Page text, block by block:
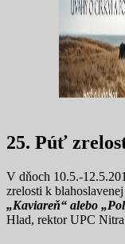
25. Púť
V dňoch 10.5.-
zrelosti k
„Kaviareň“ alebo
Hlad, rektor UPC